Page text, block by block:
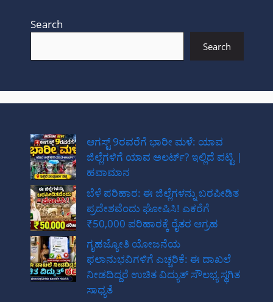
Search
Search
ಆಗಸ್ಟ್ 9ರವರೆಗೆ ಭಾರೀ ಮಳೆ: ಯಾವ
ಜಿಲ್ಲೆಗಳಿಗೆ ಯಾವ ಅಲರ್ಟ್? ಇಲ್ಲಿದೆ ಪಟ್ಟಿ |
ಹವಾಮಾನ
ಬೆಳೆ ಪರಿಹಾರ: ಈ ಜಿಲ್ಲೆಗಳನ್ನು ಬರಪೀಡಿತ
ಪ್ರದೇಶವೆಂದು ಘೋಷಿಸಿ! ಎಕರೆಗೆ
₹50,000 ಪರಿಹಾರಕ್ಕೆ ರೈತರ ಆಗ್ರಹ
ಗೃಹಜ್ಯೋತಿ ಯೋಜನೆಯ
ಫಲಾನುಭವಿಗಳಿಗೆ ಎಚ್ಚರಿಕೆ: ಈ ದಾಖಲೆ
ನೀಡದಿದ್ದರೆ ಉಚಿತ ವಿದ್ಯುತ್ ಸೌಲಭ್ಯ ಸ್ಥಗಿತ
ಸಾಧ್ಯತೆ